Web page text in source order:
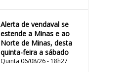
Alerta de vendaval se
estende a Minas e ao
Norte de Minas, desta
quinta-feira a sábado
Quinta 06/08/26 - 18h27